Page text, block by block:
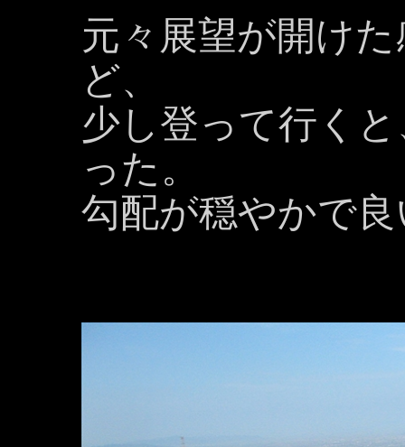
元々展望が開け
ど、
少し登って行く
った。
勾配が穏やかで